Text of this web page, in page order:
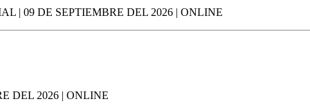
| 09 DE SEPTIEMBRE DEL 2026 | ONLINE
DEL 2026 | ONLINE